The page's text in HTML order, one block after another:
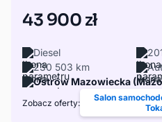
43 900 zł
Diesel
230 503 km
Ostrów Mazowiecka
Zobacz oferty:
Salon